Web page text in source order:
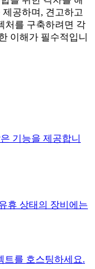
공하며, 견고하고
처를 구축하려면 각
이해가 필수적입니
기능을 제공합니
휴 상태의 장비에는
트를 호스팅하세요.